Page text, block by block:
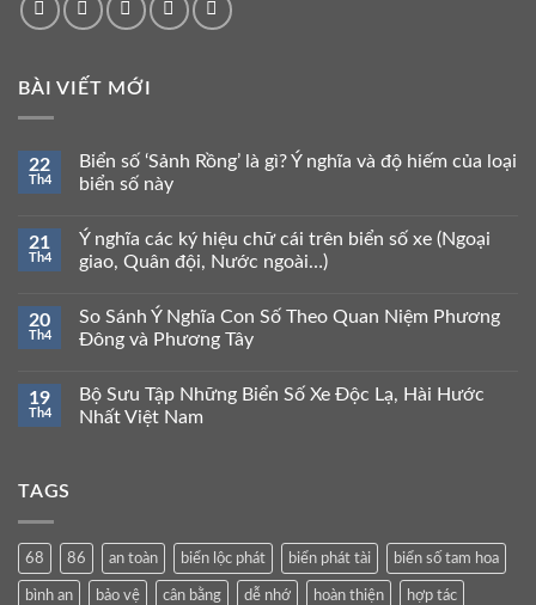
BÀI VIẾT MỚI
22
Th4
Biển số ‘Sảnh Rồng’ là gì? Ý nghĩa và độ hiếm của loại
biển số này
21
Th4
Ý nghĩa các ký hiệu chữ cái trên biển số xe (Ngoại
giao, Quân đội, Nước ngoài…)
20
Th4
So Sánh Ý Nghĩa Con Số Theo Quan Niệm Phương
Đông và Phương Tây
19
Th4
Bộ Sưu Tập Những Biển Số Xe Độc Lạ, Hài Hước
Nhất Việt Nam
TAGS
68 86 an toàn biển lộc phát biển phát tài biển số tam hoa
bình an bảo vệ cân bằng dễ nhớ hoàn thiện hợp tác